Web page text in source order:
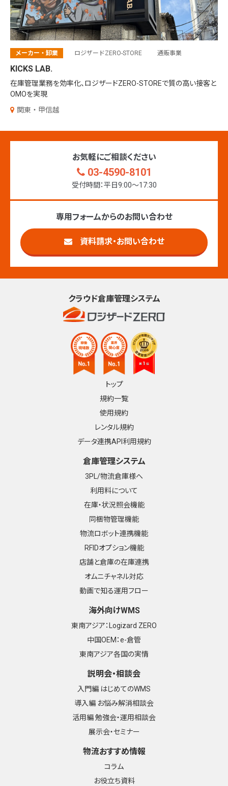
メーカー・卸業 ロジザードZERO-STORE 通販事業
KICKS LAB.
在庫管理業務を効率化、ロジザードZERO-STOREで質の高い接客と
OMOを実現
関東・甲信越
お気軽にご相談ください
03-4590-8101
受付時間：平日9:00〜17:30
専用フォームからのお問い合わせ
資料請求・お問い合わせ
クラウド倉庫管理システム
トップ
規約一覧
使用規約
レンタル規約
データ連携API利用規約
倉庫管理システム
3PL/物流倉庫様へ
利用料について
在庫・状況照会機能
同梱物管理機能
物流ロボット連携機能
RFIDオプション機能
店舗と倉庫の在庫連携
オムニチャネル対応
動画で知る運用フロー
海外向けWMS
東南アジア：Logizard ZERO
中国OEM：e-倉管
東南アジア各国の実情
説明会・相談会
入門編 はじめてのWMS
導入編 お悩み解消相談会
活用編 勉強会・運用相談会
展示会・セミナー
物流おすすめ情報
コラム
お役立ち資料